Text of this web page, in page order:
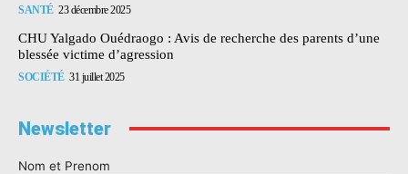
SANTÉ 23 décembre 2025
CHU Yalgado Ouédraogo : Avis de recherche des parents d’une
blessée victime d’agression
SOCIÉTÉ 31 juillet 2025
Newsletter
Nom et Prenom